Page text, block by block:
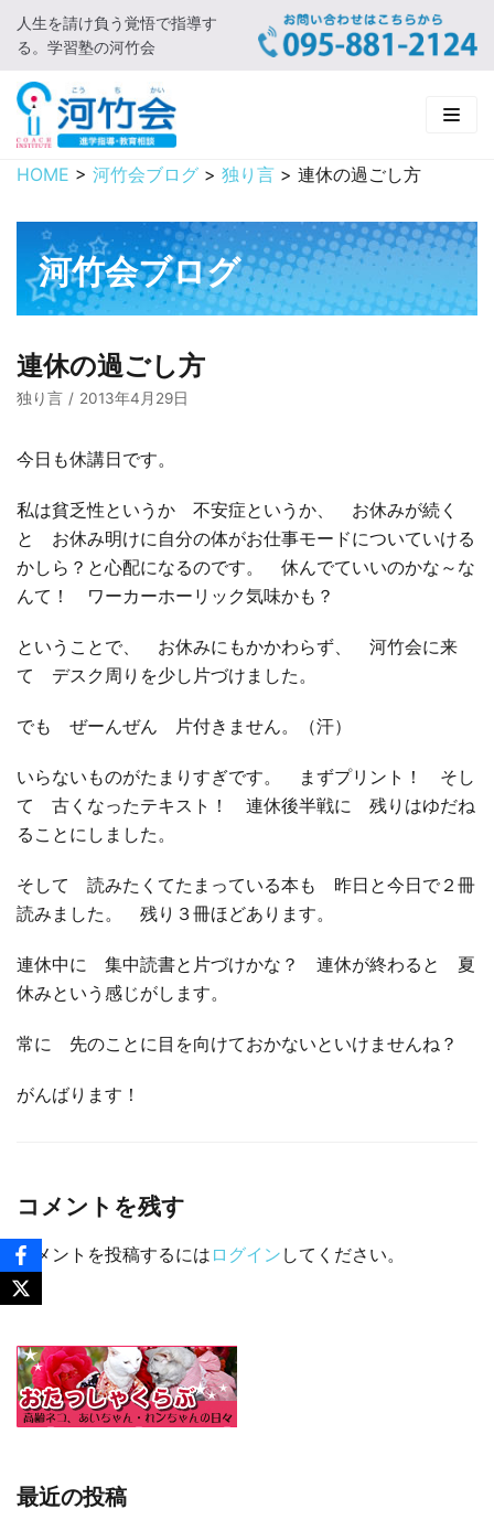
コ
ン
テ
ン
ツ
に
キ
プ
人生を請け負う覚悟で指導す
る。学習塾の河竹会
HOME
新着情報
□ お知らせ
河竹会について
□ 河竹会について
□ 小学部
□ 有料体験指導
実 績
HOME > 河竹会ブログ > 独り言 > 連休の過ごし方
河竹会ブログ
連休の過ごし方
独り言 2013年4月29日
今日も休講日です。
私は貧乏性というか 不安症というか、 お休みが続く
と お休み明けに自分の体がお仕事モードについていける
かしら？と心配になるのです。 休んでていいのかな～な
んて！ ワーカーホーリック気味かも？
ということで、 お休みにもかかわらず、 河竹会に来
て デスク周りを少し片づけました。
でも ぜーんぜん 片付きません。（汗）
いらないものがたまりすぎです。 まずプリント！ そし
て 古くなったテキスト！ 連休後半戦に 残りはゆだね
ることにしました。
そして 読みたくてたまっている本も 昨日と今日で２冊
読みました。 残り３冊ほどあります。
連休中に 集中読書と片づけかな？ 連休が終わると 夏
休みという感じがします。
常に 先のことに目を向けておかないといけませんね？
がんばります！
コメントを残す
コメントを投稿するには ログイン してください。
最近の投稿